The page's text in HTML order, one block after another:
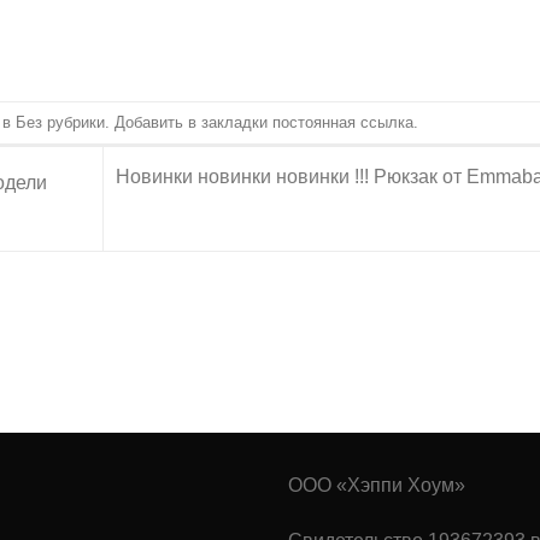
Без рубрики. Добавить в закладки постоянная ссылка.
Новинки новинки новинки !!! Рюкзак от
ООО «Хэппи Хоум»